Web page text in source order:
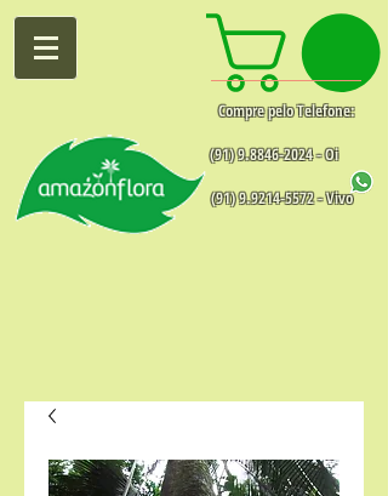
Compre pelo Telefone:
(91) 9.8846-2024- Oi
(91) 9.9214-5572- Vivo